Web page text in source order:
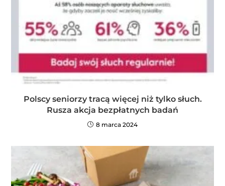
Polscy seniorzy tracą więcej niż tylko słuch.
Rusza akcja bezpłatnych badań
8 marca 2024